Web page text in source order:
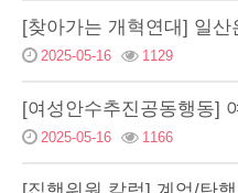
[찾아가는 개혁연대] 일산
2025-05-16 1129
2025-05-16 1166